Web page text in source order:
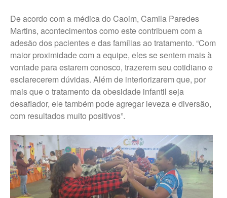
De acordo com a médica do Caoim, Camila Paredes
Martins, acontecimentos como este contribuem com a
adesão dos pacientes e das famílias ao tratamento. “Com
maior proximidade com a equipe, eles se sentem mais à
vontade para estarem conosco, trazerem seu cotidiano e
esclarecerem dúvidas. Além de interiorizarem que, por
mais que o tratamento da obesidade infantil seja
desafiador, ele também pode agregar leveza e diversão,
com resultados muito positivos”.